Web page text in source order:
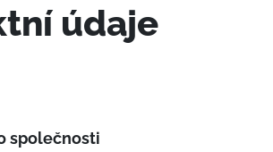
údaje
společnosti